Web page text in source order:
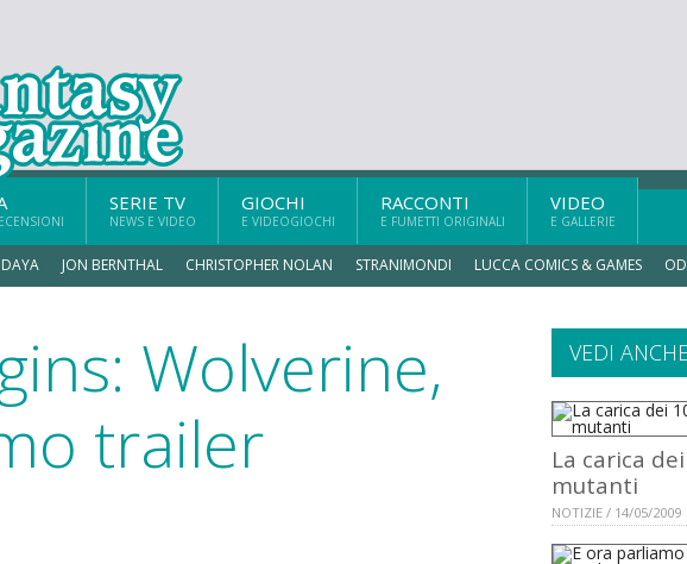
SERIE TV
NEWS E VIDEO
GIOCHI
E VIDEOGIOCHI
RACCONTI
E FUMETTI ORIGINALI
VIDEO
E GALLERIE
JON BERNTHAL CHRISTOPHER NOLAN STRANIMONDI LUCCA COMICS & GAMES
Wolverine,
trailer
VEDI ANCHE
La carica
mutanti
NOTIZIE / 14/05/2009